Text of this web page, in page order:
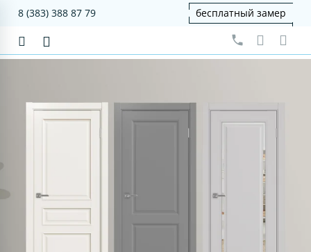
8 (383) 388 87 79 бесплатный замер